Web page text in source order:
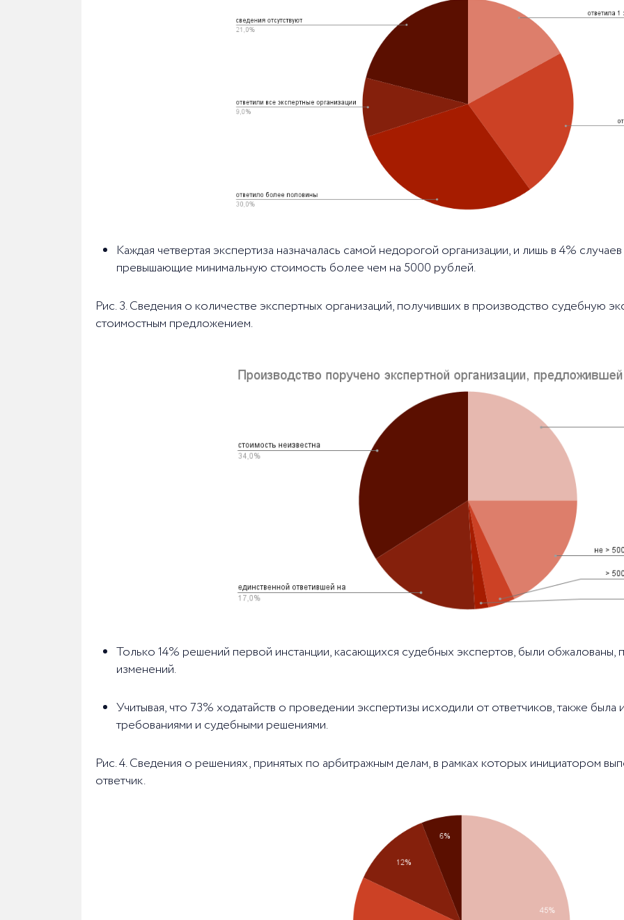
Каждая четвертая экспертиза назначалась самой недорогой организации, и лишь в 4%
превышающие минимальную стоимость более чем на 5000 рублей.
Рис. 3. Сведения о количестве экспертных организаций, получивших в производство судебную
стоимостным предложением.
Только 14% решений первой инстанции, касающихся судебных экспертов, были обжалованы,
изменений.
Учитывая, что 73% ходатайств о проведении экспертизы исходили от ответчиков, также
требованиями и судебными решениями.
Рис. 4. Сведения о решениях, принятых по арбитражным делам, в рамках которых инициатором
ответчик.